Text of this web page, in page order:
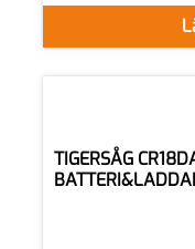
TIGERSÅG